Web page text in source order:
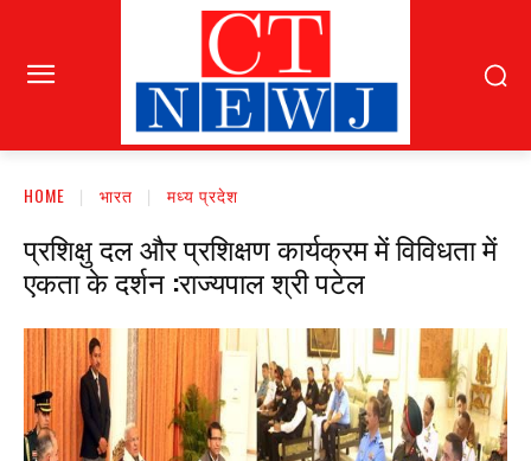
HOME भारत मध्य प्रदेश
प्रशिक्षु दल और प्रशिक्षण कार्यक्रम में विविधता में
एकता के दर्शन :राज्यपाल श्री पटेल